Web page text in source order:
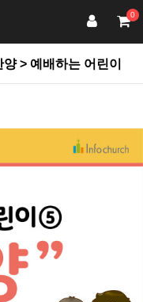
0
> 예배하는 어린이